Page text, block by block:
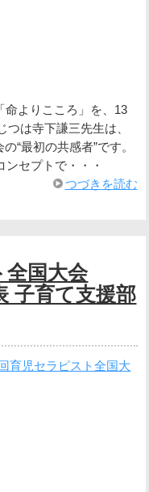
命よりこころ」を、13
は寺下謙三先生は、
“最初の共感者”です。
セプトで・・・
つづきを読む
全国大会
子育て支援部
育児セラピスト全国大